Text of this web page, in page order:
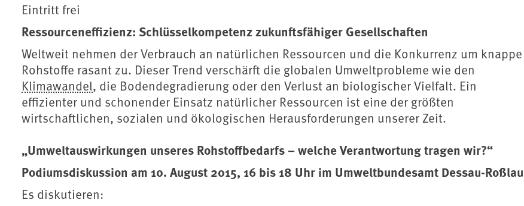
Eintritt frei
Ressourceneffizienz: Schlüsselkompetenz zukunftsfähiger Gesellschaften
Weltweit nehmen der Verbrauch an natürlichen Ressourcen und die Konkurrenz um knappe
Rohstoffe rasant zu. Dieser Trend verschärft die globalen Umweltprobleme wie den
Klimawandel, die Bodendegradierung oder den Verlust an biologischer Vielfalt. Ein
effizienter und schonender Einsatz natürlicher Ressourcen ist eine der größten
wirtschaftlichen, sozialen und ökologischen Herausforderungen unserer Zeit.
„Umweltauswirkungen unseres Rohstoffbedarfs – welche Verantwortung tragen wir?“
Podiumsdiskussion am 10. August 2015, 16 bis 18 Uhr im Umweltbundesamt Dessau-Roßlau
Es diskutieren: